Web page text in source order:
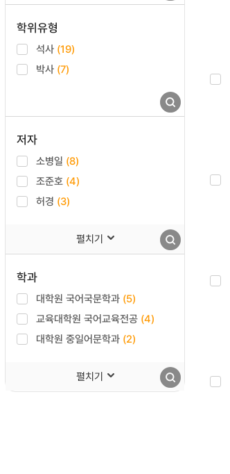
학위유형
석사 (19)
박사 (7)
저자
소병일 (8)
조준호 (4)
허경 (3)
펼치기
학과
대학원 국어국문학과 (5)
교육대학원 국어교육전공 (4)
대학원 중일어문학과 (2)
펼치기